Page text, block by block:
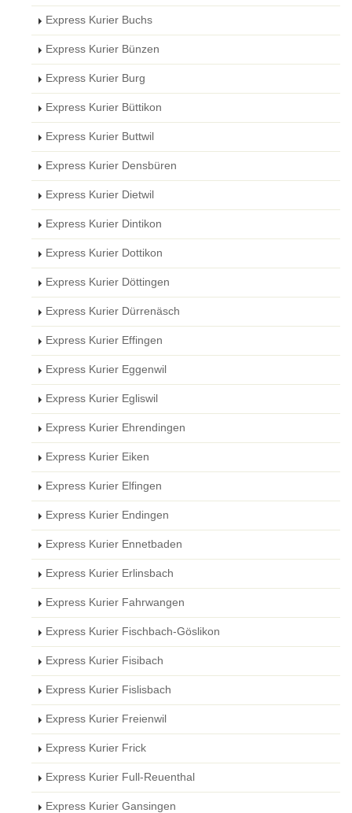
Express Kurier Buchs
Express Kurier Bünzen
Express Kurier Burg
Express Kurier Büttikon
Express Kurier Buttwil
Express Kurier Densbüren
Express Kurier Dietwil
Express Kurier Dintikon
Express Kurier Dottikon
Express Kurier Döttingen
Express Kurier Dürrenäsch
Express Kurier Effingen
Express Kurier Eggenwil
Express Kurier Egliswil
Express Kurier Ehrendingen
Express Kurier Eiken
Express Kurier Elfingen
Express Kurier Endingen
Express Kurier Ennetbaden
Express Kurier Erlinsbach
Express Kurier Fahrwangen
Express Kurier Fischbach-Göslikon
Express Kurier Fisibach
Express Kurier Fislisbach
Express Kurier Freienwil
Express Kurier Frick
Express Kurier Full-Reuenthal
Express Kurier Gansingen